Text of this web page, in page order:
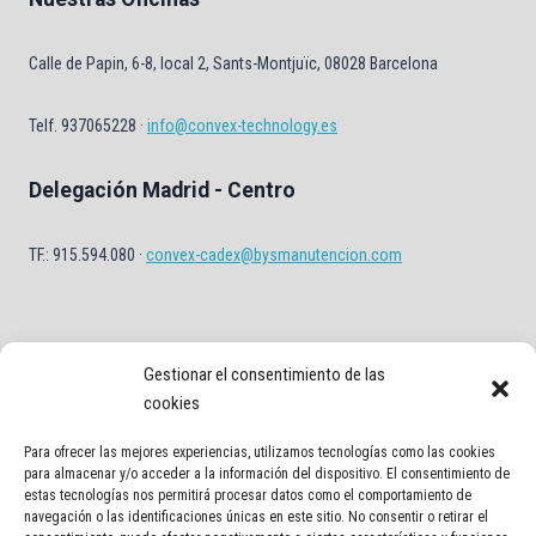
Gestionar el consentimiento de las
cookies
Para ofrecer las mejores experiencias, utilizamos tecnologías como las cookies
para almacenar y/o acceder a la información del dispositivo. El consentimiento de
estas tecnologías nos permitirá procesar datos como el comportamiento de
navegación o las identificaciones únicas en este sitio. No consentir o retirar el
Calle de Papin, 6-8, local 2, Sants-Montjuïc, 08028 Barcelona
Telf. 937065228 · info@convex-technology.es
Delegación Madrid - Centro
TF.: 915.594.080 · convex-cadex@bysmanutencion.com
Aviso Legal Política de privacidad Política de Cookies
Contacto